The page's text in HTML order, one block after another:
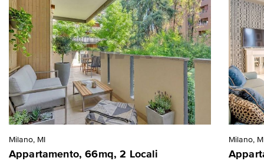
Milano, MI
Appartamento, 66mq, 2 Locali
Milano,